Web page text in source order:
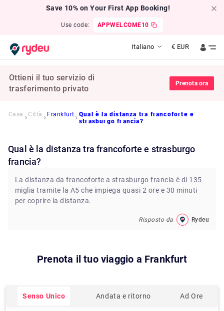
Save 10% on Your First App Booking!
Use code: APPWELCOME10
Italiano € EUR
Ottieni il tuo servizio di
trasferimento privato
Prenota ora
Casa Città Frankfurt
Qual è la distanza tra francoforte e
strasburgo francia?
Qual è la distanza tra francoforte e strasburgo
francia?
La distanza da francoforte a strasburgo francia è di 135
miglia tramite la A5 che impiega quasi 2 ore e 30 minuti
per coprire la distanza.
Risposto da Rydeu
Prenota il tuo viaggio a Frankfurt
Senso Unico Andata e ritorno Ad Ore